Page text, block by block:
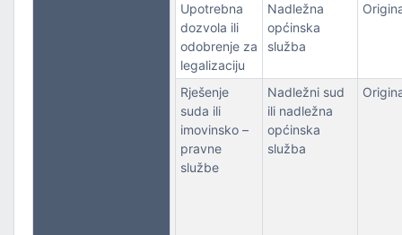
Upotrebna
dozvola ili
odobrenje za
legalizaciju
Nadležna
općinska
služba
Rješenje
suda ili
imovinsko –
pravne
službe
Nadležni sud
ili nadležna
općinska
služba